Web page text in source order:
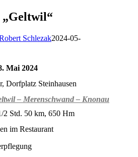
Schlezak2024-05-
Mai 2024
Dorfplatz Steinhausen
– Merenschwand – Knonau
2 Std. 50 km, 650 Hm
im Restaurant